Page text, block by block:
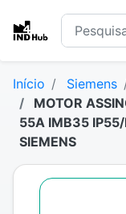
Início Siemens
MOTOR
55A IMB35
SIEMENS